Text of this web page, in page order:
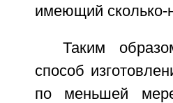
имеющий сколько-
Таким
способ
по меньшей